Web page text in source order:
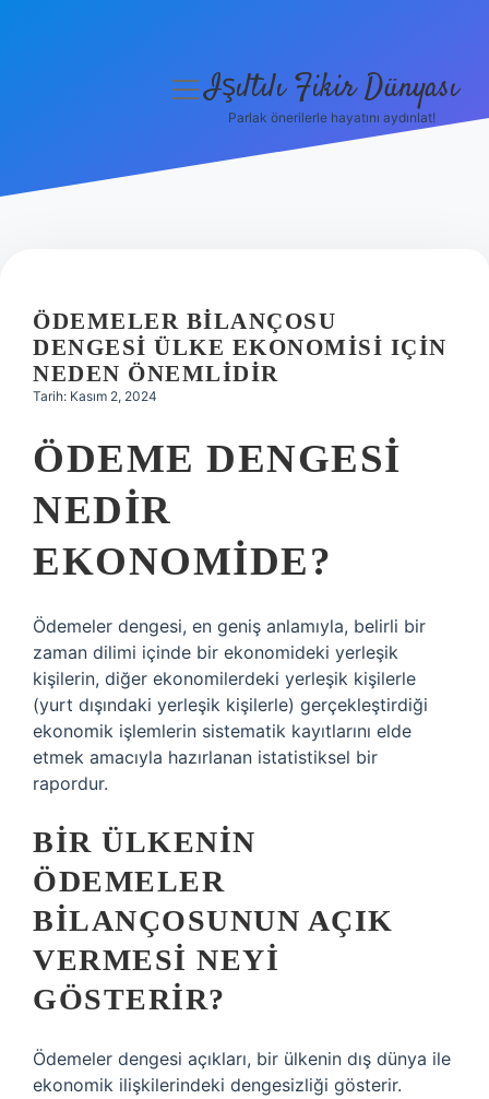
menüyüIşıltılı Fikir Dünyası
Parlak önerilerle hayatını aydınlat!
ÖDEMELER BILANÇOSU
DENGESI ÜLKE EKONOMISI IÇIN
NEDEN ÖNEMLIDIR
Tarih: Kasım 2, 2024
ÖDEME DENGESI
NEDIR
EKONOMIDE?
Ödemeler dengesi, en geniş anlamıyla, belirli bir
zaman dilimi içinde bir ekonomideki yerleşik
kişilerin, diğer ekonomilerdeki yerleşik kişilerle
(yurt dışındaki yerleşik kişilerle) gerçekleştirdiği
ekonomik işlemlerin sistematik kayıtlarını elde
etmek amacıyla hazırlanan istatistiksel bir
rapordur.
BIR ÜLKENIN
ÖDEMELER
BILANÇOSUNUN AÇIK
VERMESI NEYI
GÖSTERIR?
Ödemeler dengesi açıkları, bir ülkenin dış dünya ile
ekonomik ilişkilerindeki dengesizliği gösterir.